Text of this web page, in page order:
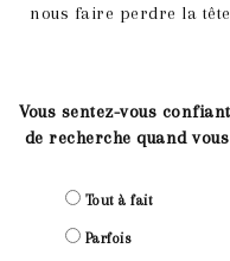
nous faire perdre la
Vous sentez-vous
de recherche quand
Tout à fait
Parfois